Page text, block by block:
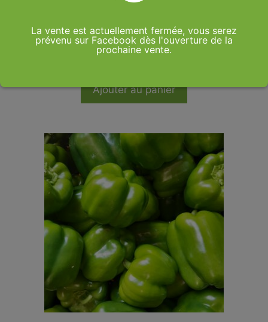
Courgette Moyenne 500 Gr
Ajouter au panier
La vente est actuellement fermée, vous serez
prévenu sur Facebook dès l'ouverture de la
prochaine vente.